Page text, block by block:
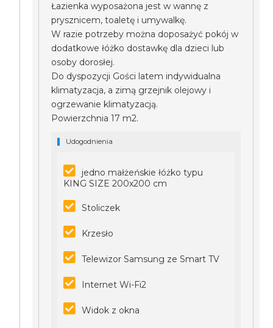
Łazienka wyposażona jest w wannę z
prysznicem, toaletę i umywalkę.
W razie potrzeby można doposażyć pokój w
dodatkowe łóżko dostawkę dla dzieci lub
osoby dorosłej.
Do dyspozycji Gości latem indywidualna
klimatyzacja, a zimą grzejnik olejowy i
ogrzewanie klimatyzacją.
Powierzchnia 17 m2.
Udogodnienia
jedno małżeńskie łóżko typu
KING SIZE 200x200 cm
Stoliczek
Krzesło
Telewizor Samsung ze Smart TV
Internet Wi-Fi2
Widok z okna